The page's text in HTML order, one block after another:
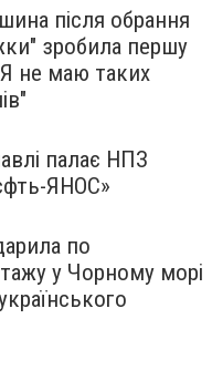
після обрання
зробила першу
не маю таких
палає НПЗ
ЯНОС»
по
у Чорному морі